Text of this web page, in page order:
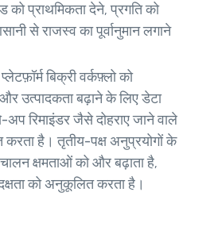
को प्राथमिकता देने, प्रगति को
से राजस्व का पूर्वानुमान लगाने
प्लेटफ़ॉर्म बिक्री वर्कफ़्लो को
उत्पादकता बढ़ाने के लिए डेटा
अप रिमाइंडर जैसे दोहराए जाने वाले
करता है। तृतीय-पक्ष अनुप्रयोगों के
क्षमताओं को और बढ़ाता है,
को अनुकूलित करता है।